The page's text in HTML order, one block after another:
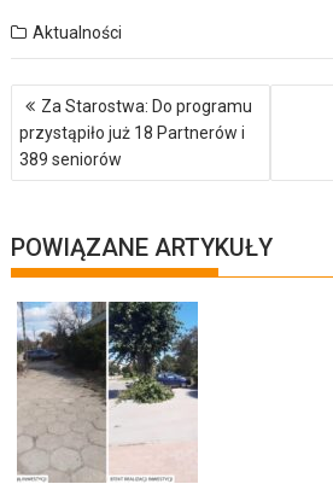
Aktualności
Nawigacja
wpisu
Za Starostwa: Do programu
przystąpiło już 18 Partnerów i
389 seniorów
POWIĄZANE ARTYKUŁY